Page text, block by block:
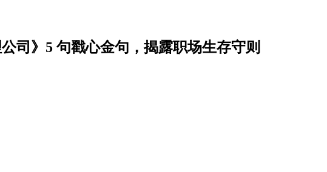
司》5 句戳心金句，揭露职场生存守则